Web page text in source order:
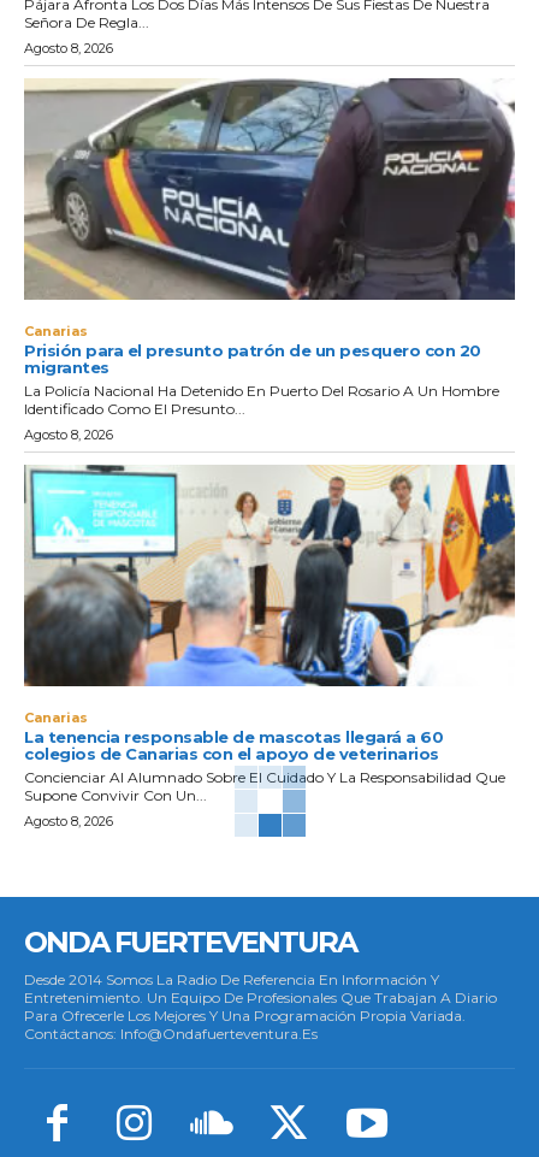
Pájara Afronta Los Dos Días Más Intensos De Sus Fiestas De Nuestra
Señora De Regla...
Agosto 8, 2026
Canarias
Prisión para el presunto patrón de un pesquero con 20
migrantes
La Policía Nacional Ha Detenido En Puerto Del Rosario A Un Hombre
Identificado Como El Presunto...
Agosto 8, 2026
Canarias
La tenencia responsable de mascotas llegará a 60
colegios de Canarias con el apoyo de veterinarios
Concienciar Al Alumnado Sobre El Cuidado Y La Responsabilidad Que
Supone Convivir Con Un...
Agosto 8, 2026
ONDA FUERTEVENTURA
Desde 2014 Somos La Radio De Referencia En Información Y
Entretenimiento. Un Equipo De Profesionales Que Trabajan A Diario
Para Ofrecerle Los Mejores Y Una Programación Propia Variada.
Contáctanos: Info@ondafuerteventura.es